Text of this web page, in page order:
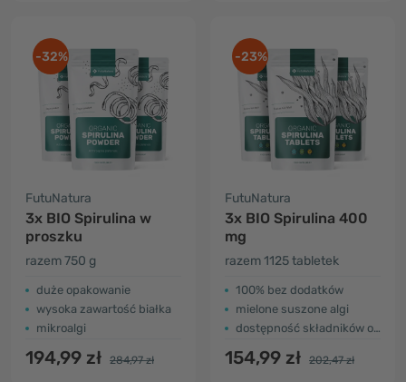
-32%
FutuNatura
3x BIO Spirulina w
proszku
razem 750 g
duże opakowanie
wysoka zawartość białka
mikroalgi
194,99 zł 284,97 zł
-23%
FutuNatura
3x BIO Spirulina 400
mg
razem 1125 tabletek
100% bez dodatków
mielone suszone algi
dostępność składników odżywczych (broken cell)
154,99 zł 202,47 zł